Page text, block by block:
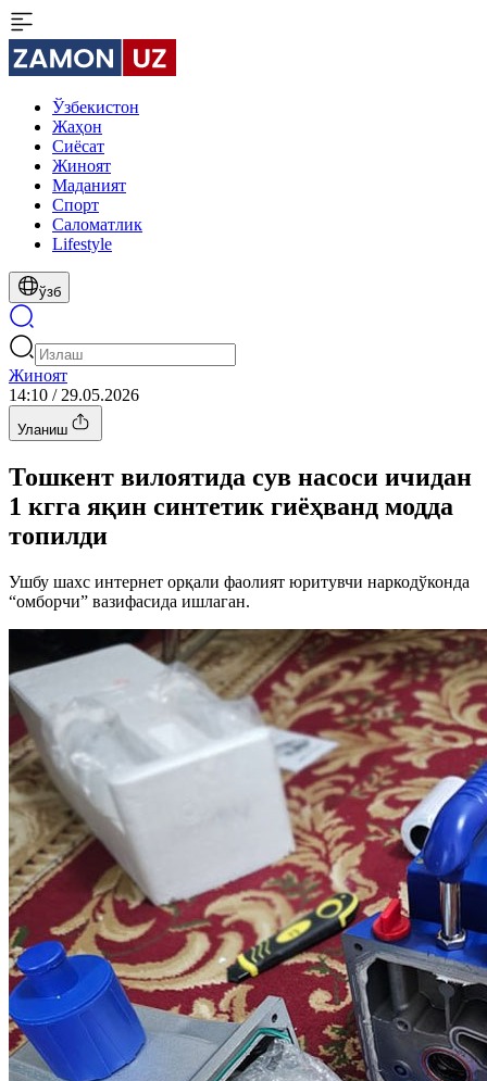
Ўзбекистон
Жаҳон
Сиёсат
Жиноят
Маданият
Спорт
Cаломатлик
Lifestyle
ўзб
Жиноят
14:10 / 29.05.2026
Уланиш
Тошкент вилоятида сув насоси ичидан
1 кгга яқин синтетик гиёҳванд модда
топилди
Ушбу шахс интернет орқали фаолият юритувчи наркодўконда
“омборчи” вазифасида ишлаган.